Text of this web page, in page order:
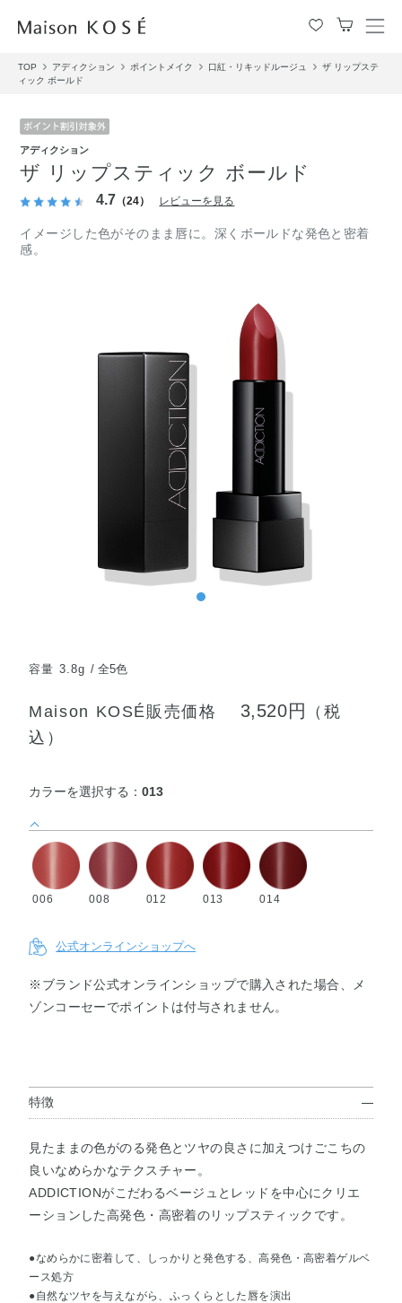
メ
ュ
TOP アディクション ポイントメイク 口紅・リキッドルージュ
ザ リップステ
ィック ボールド
アディクション
ザ リップスティック ボールド
4.7 （24） レビューを見る
イメージした色がそのまま唇に。深くボールドな発色と密着
感。
容量 3.8g 全5色
Maison KOSÉ販売価格 3,520円
（税
込）
カラーを選択する：013
006 008 012 013 014
公式オンラインショップへ
※ブランド公式オンラインショップで購入された場合、メ
ゾンコーセーでポイントは付与されません。
特徴
見たままの色がのる発色とツヤの良さに加えつけごこちの
良いなめらかなテクスチャー。
ADDICTIONがこだわるベージュとレッドを中心にクリエ
ーションした高発色・高密着のリップスティックです。
●なめらかに密着して、しっかりと発色する、高発色・高密着ゲルベ
ース処方
●自然なツヤを与えながら、ふっくらとした唇を演出